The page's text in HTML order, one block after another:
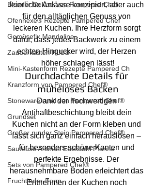
Blender Deluxe von Pampered Chef
Ofenhexe® Rezepte Pampered Chef
Gemüsefix Mandoline
Zauberkasten PLUS
Mini-Kastenform Rezepte Pampered Ch
Kranzform von Pampered Chef®
Stoneware rund von Pampered Chef®
Grundset
Großer runder Stein Pampered Chef®
Sauteuse Antihaft Edelstahl Pfanne
Sets von Pampered Chef®
Fruchtleder-Form
feierliche Anlässe konzipiert, aber auch
für den alltäglichen Genuss von
leckeren Kuchen. Ihre Herzform sorgt
dafür, dass jedes Backwerk zu einem
echten Hingucker wird, der Herzen
höher schlagen lässt!
Durchdachte Details für
müheloses Backen
Dank der hochwertigen
Antihaftbeschichtung bleibt dein
Kuchen nicht an der Form kleben und
lässt sich ganz einfach herauslösen –
für besonders schöne Kanten und
perfekte Ergebnisse. Der
herausnehmbare Boden erleichtert das
Entnehmen der Kuchen noch